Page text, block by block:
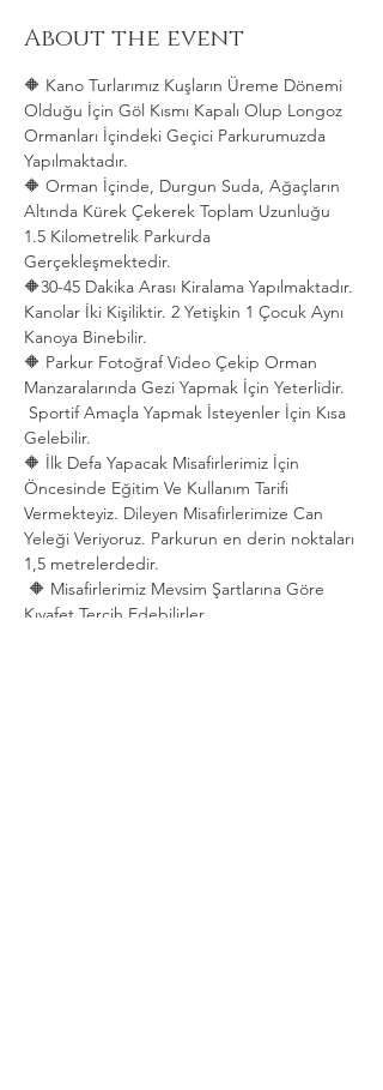
About the event
🔶 Kano Turlarımız Kuşların Üreme Dönemi
Olduğu İçin Göl Kısmı Kapalı Olup Longoz
Ormanları İçindeki Geçici Parkurumuzda
Yapılmaktadır.
🔶 Orman İçinde, Durgun Suda, Ağaçların
Altında Kürek Çekerek Toplam Uzunluğu
1.5 Kilometrelik Parkurda
Gerçekleşmektedir.
🔶30-45 Dakika Arası Kiralama Yapılmaktadır.
Kanolar İki Kişiliktir. 2 Yetişkin 1 Çocuk Aynı
Kanoya Binebilir.
🔶 Parkur Fotoğraf Video Çekip Orman
Manzaralarında Gezi Yapmak İçin Yeterlidir.
Sportif Amaçla Yapmak İsteyenler İçin Kısa
Gelebilir.
🔶 İlk Defa Yapacak Misafirlerimiz İçin
Öncesinde Eğitim Ve Kullanım Tarifi
Vermekteyiz. Dileyen Misafirlerimize Can
Yeleği Veriyoruz. Parkurun en derin noktaları
1,5 metrelerdedir.
🔶 Misafirlerimiz Mevsim Şartlarına Göre
Kıyafet Tercih Edebilirler.